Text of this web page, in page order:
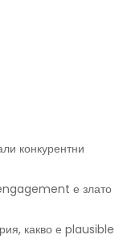
конкурентни
е злато
какво е plausible